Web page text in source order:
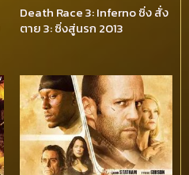
Death Race 3: Inferno ซิ่ง สั่ง
ตาย 3: ซิ่งสู่นรก 2013